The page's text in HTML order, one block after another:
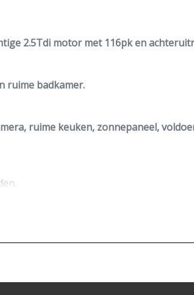
2.5Tdi motor met 116pk en
ruime badkamer.
, ruime keuken, zonnepaneel,
de trekhaak. Eenvoudig te verwijderen.